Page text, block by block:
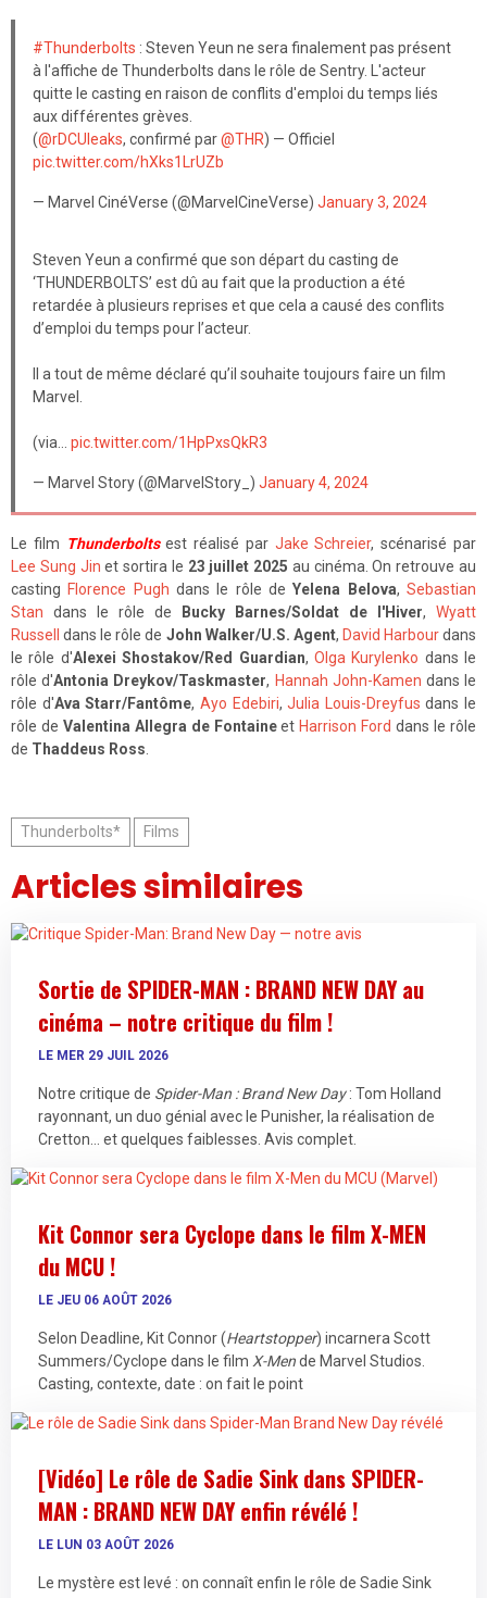
#Thunderbolts : Steven Yeun ne sera finalement pas présent
à l'affiche de Thunderbolts dans le rôle de Sentry. L'acteur
quitte le casting en raison de conflits d'emploi du temps liés
aux différentes grèves.
(@rDCUleaks, confirmé par@THR) — Officiel
pic.twitter.com/hXks1LrUZb
— Marvel CinéVerse (@MarvelCineVerse) January 3, 2024
Steven Yeun a confirmé que son départ du casting de
‘THUNDERBOLTS’ est dû au fait que la production a été
retardée à plusieurs reprises et que cela a causé des conflits
d’emploi du temps pour l’acteur.
Il a tout de même déclaré qu’il souhaite toujours faire un film
Marvel.
(via… pic.twitter.com/1HpPxsQkR3
— Marvel Story (@MarvelStory_) January 4, 2024
Le film Thunderboltsest réalisé par Jake Schreier, scénarisé par
Lee Sung Jin et sortira le 23 juillet 2025 au cinéma. On retrouve au
casting Florence Pugh dans le rôle deYelena Belova,Sebastian
Stan dans le rôle de Bucky Barnes/Soldat de l'Hiver, Wyatt
Russell
dans le rôle de John Walker/U.S. Agent, David Harbourdans
le rôle d'Alexei Shostakov/Red Guardian, Olga Kurylenko dans le
rôle d'Antonia Dreykov/Taskmaster, Hannah John-Kamen dans le
rôle d'Ava Starr/Fantôme, Ayo Edebiri,Julia Louis-Dreyfus dans le
rôle de Valentina Allegra de Fontaineet Harrison Ford dans le rôle
de Thaddeus Ross
Thunderbolts* Films
Articles similaires
Sortie de SPIDER-MAN : BRAND NEW DAY au
cinéma – notre critique du film !
LE MER 29 JUIL 2026
Notre critique de Spider-Man : Brand New Day: Tom Holland
rayonnant, un duo génial avec le Punisher, la réalisation de
Cretton… et quelques faiblesses. Avis complet.
Kit Connor sera Cyclope dans le film X-MEN
du MCU !
LE JEU 06 AOÛT 2026
Selon Deadline, Kit Connor (Heartstopper) incarnera Scott
Summers/Cyclope dans le film X-Mende Marvel Studios.
Casting, contexte, date : on fait le point
[Vidéo] Le rôle de Sadie Sink dans SPIDER-
MAN : BRAND NEW DAY enfin révélé !
LE LUN 03 AOÛT 2026
Le mystère est levé : on connaît enfin le rôle de Sadie Sink